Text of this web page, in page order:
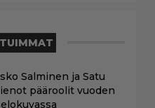
Salminen ja Satu
pääroolit vuoden